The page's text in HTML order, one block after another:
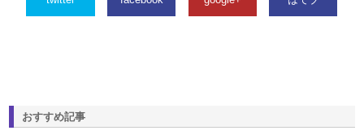
おすすめ記事